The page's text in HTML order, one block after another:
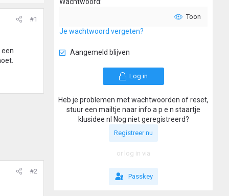
#1
#2
Toon
Je wachtwoord vergeten?
Aangemeld blijven
Log in
Heb je problemen met wachtwoorden of reset,
stuur een mailtje naar info a p e n staartje
klusidee nl Nog niet geregistreerd?
Registreer nu
or log in via
Passkey